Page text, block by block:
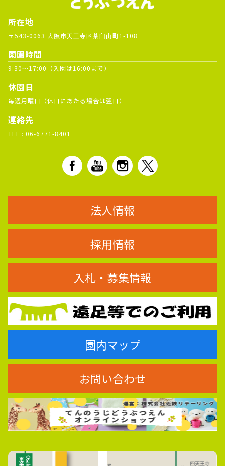
所在地
〒543-0063 大阪市天王寺区茶臼山町1-108
開園時間
9:30～17:00（入園は16:00まで）
休園日
毎週月曜日（休日にあたる場合は翌日）
連絡先
TEL : 06-6771-8401
法人情報
採用情報
入札・募集情報
園内マップ
お問い合わせ